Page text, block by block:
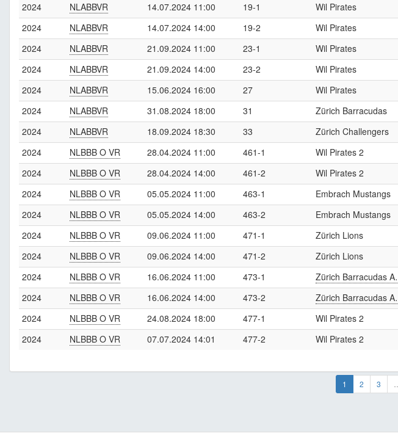
2024
NLABBVR 14.07.2024 11:00 19-1 Wil Pirates
2024
NLABBVR 14.07.2024 14:00 19-2 Wil Pirates
2024
NLABBVR 21.09.2024 11:00 23-1 Wil Pirates
2024
NLABBVR 21.09.2024 14:00 23-2 Wil Pirates
2024
NLABBVR 15.06.2024 16:00 27 Wil Pirates
2024
NLABBVR 31.08.2024 18:00 31 Zürich Barracudas
2024
NLABBVR 18.09.2024 18:30 33 Zürich Challengers
2024
NLBBB O VR 28.04.2024 11:00 461-1 Wil Pirates 2
2024
NLBBB O VR 28.04.2024 14:00 461-2 Wil Pirates 2
2024
NLBBB O VR 05.05.2024 11:00 463-1 Embrach Mustangs
2024
NLBBB O VR 05.05.2024 14:00 463-2 Embrach Mustangs
2024
NLBBB O VR 09.06.2024 11:00 471-1 Zürich Lions
2024
NLBBB O VR 09.06.2024 14:00 471-2 Zürich Lions
2024
NLBBB O VR 16.06.2024 11:00 473-1 Zürich Barracudas
2024
NLBBB O VR 16.06.2024 14:00 473-2 Zürich Barracudas
2024
NLBBB O VR 24.08.2024 18:00 477-1 Wil Pirates 2
2024
NLBBB O VR 07.07.2024 14:01 477-2 Wil Pirates 2
1 2 3